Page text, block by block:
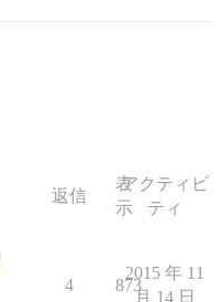
返信
表
示
アクティビ
ティ
4 873
2015 年 11
月 14 日